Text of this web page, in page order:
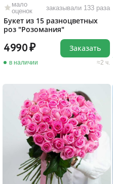
мало
оценок
заказывали 133 раза
Букет из 15 разноцветных
роз "Розомания"
4990
в наличии 2 ч.
Заказать